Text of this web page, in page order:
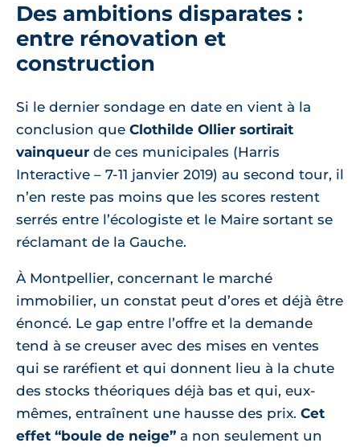
Des ambitions disparates :
entre rénovation et
construction
Si le dernier sondage en date en vient à la
conclusion que Clothilde Ollier sortirait
vainqueur de ces municipales (Harris
Interactive – 7-11 janvier 2019) au second tour, il
n’en reste pas moins que les scores restent
serrés entre l’écologiste et le Maire sortant se
réclamant de la Gauche.
À Montpellier, concernant le marché
immobilier, un constat peut d’ores et déjà être
énoncé. Le gap entre l’offre et la demande
tend à se creuser avec des mises en ventes
qui se raréfient et qui donnent lieu à la chute
des stocks théoriques déjà bas et qui, eux-
mêmes, entraînent une hausse des prix. Cet
effet “boule de neige” a non seulement un